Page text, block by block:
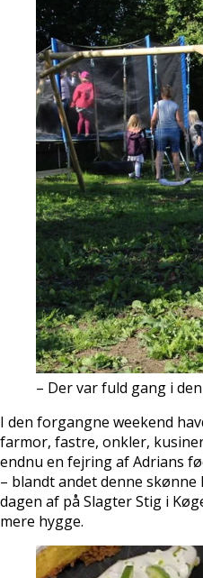
– Der var fuld gang i
I den forgangne weekend
farmor, fastre, onkler,
endnu en fejring af Adrians
– blandt andet denne skønne
dagen af på Slagter Stig i
mere hygge.